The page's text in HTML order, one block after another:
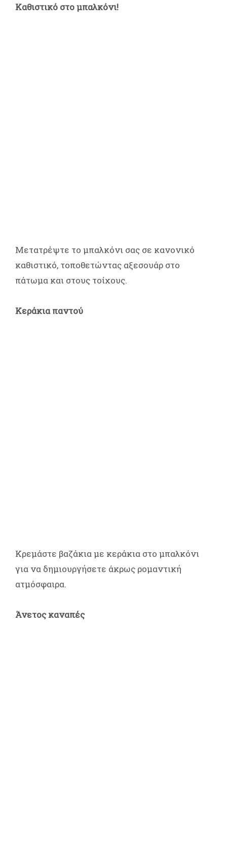
Καθιστικό στο μπαλκόνι!
Μετατρέψτε το μπαλκόνι σας σε κανονικό
καθιστικό, τοποθετώντας αξεσουάρ στο
πάτωμα και στους τοίχους.
Κεράκια παντού
Κρεμάστε βαζάκια με κεράκια στο μπαλκόνι
για να δημιουργήσετε άκρως ρομαντική
ατμόσφαιρα.
Άνετος καναπές